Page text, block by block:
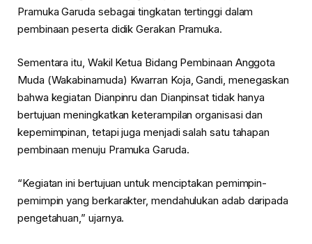
Pramuka Garuda sebagai tingkatan tertinggi dalam
pembinaan peserta didik Gerakan Pramuka.
Sementara itu, Wakil Ketua Bidang Pembinaan Anggota
Muda (Wakabinamuda) Kwarran Koja, Gandi, menegaskan
bahwa kegiatan Dianpinru dan Dianpinsat tidak hanya
bertujuan meningkatkan keterampilan organisasi dan
kepemimpinan, tetapi juga menjadi salah satu tahapan
pembinaan menuju Pramuka Garuda.
“Kegiatan ini bertujuan untuk menciptakan pemimpin-
pemimpin yang berkarakter, mendahulukan adab daripada
pengetahuan,” ujarnya.